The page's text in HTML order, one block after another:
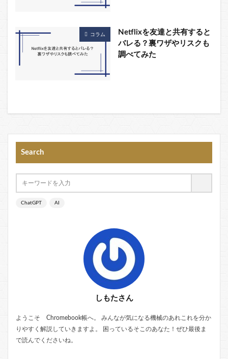
コラム
Netflixを友達と共有すると
バレる？裏ワザやリスクも
調べてみた
Search
ChatGPT AI
しもたさん
ようこそ Chromebook帳へ。 みんなが気になる機械のあれこれを分か
りやすく解説していきますよ。 困っているそこのあなた！ぜひ最後ま
で読んでくださいね。